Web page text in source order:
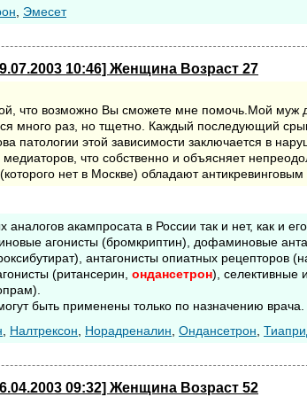
Эмесет
10:46] Женщина Возраст 27
что возможно Вы сможете мне помочь.Мой муж
много раз, но тщетно. Каждый последующий
патологии этой зависимости заключается в
что собственно и объясняет
нет в Москве) обладают
акампросата в России так и нет, как и
агонисты (бромкриптин), дофаминовые
антагонисты опиатных рецепторов
(ритансерин, ондансетрон), селективные
быть применены только по назначению врача.
Налтрексон Норадреналин Ондансетрон
09:32] Женщина Возраст 52